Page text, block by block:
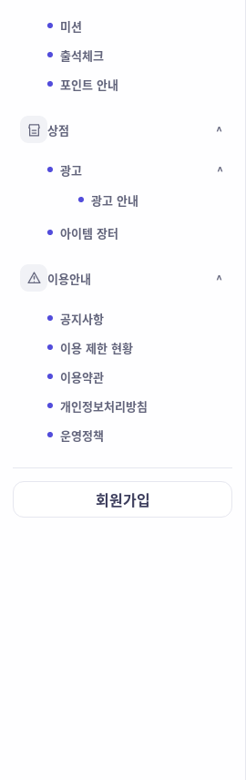
미션
출석체크
포인트 안내
상점 ^
광고 ^
광고 안내
아이템 장터
이용안내 ^
공지사항
이용 제한 현황
이용약관
개인정보처리방침
운영정책
회원가입